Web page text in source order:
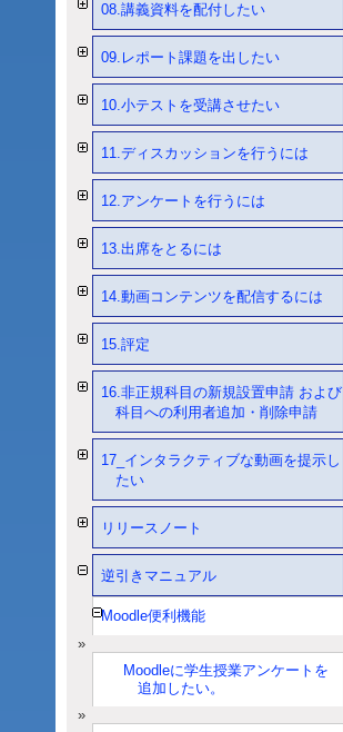
08.講義資料を配付したい
09.レポート課題を出したい
10.小テストを受講させたい
11.ディスカッションを行うには
12.アンケートを行うには
13.出席をとるには
14.動画コンテンツを配信するには
15.評定
16.非正規科目の新規設置申請 および
科目への利用者追加・削除申請
17_インタラクティブな動画を提示し
たい
リリースノート
逆引きマニュアル
Moodle便利機能
Moodleに学生授業アンケートを
追加したい。